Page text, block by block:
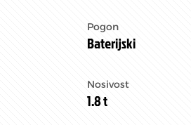
Pogon
Baterijski
Nosivost
1.8 t